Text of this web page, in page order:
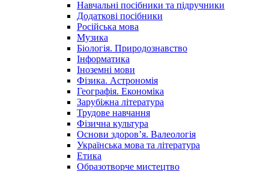
Навчальні посібники та підручники
Додаткові посібники
Російська мова
Музика
Біологія. Природознавство
Інформатика
Іноземні мови
Фізика. Астрономія
Географія. Економіка
Зарубіжна література
Трудове навчання
Фізична культура
Основи здоров’я. Валеологія
Українська мова та література
Етика
Образотворче мистецтво